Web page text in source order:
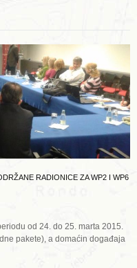
RADIONICE ZA WP2 I WP6
od 24. do 25. marta 2015.
pakete), a domaćin događaja